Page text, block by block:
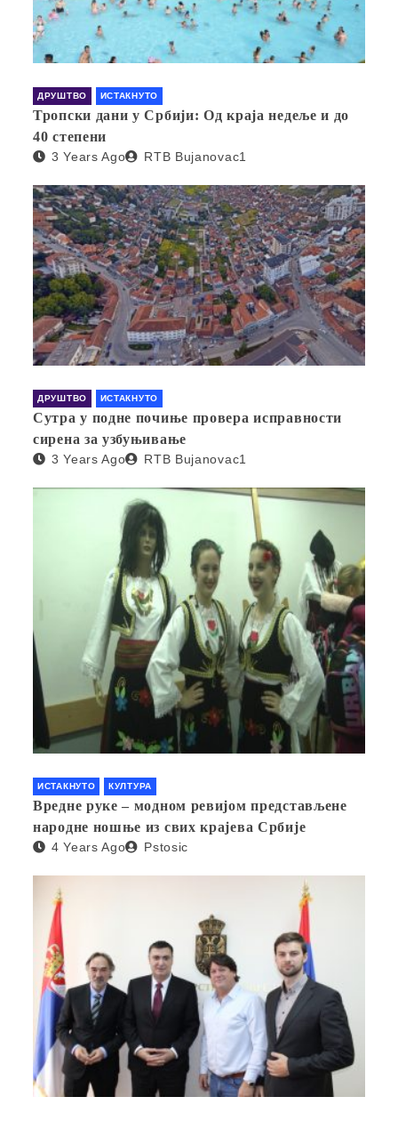
ДРУШТВО ИСТАКНУТО
Тропски дани у Србији: Од краја недеље и до
40 степени
3 Years Ago RTB Bujanovac1
ДРУШТВО ИСТАКНУТО
Сутра у подне почиње провера исправности
сирена за узбуњивање
3 Years Ago RTB Bujanovac1
ИСТАКНУТО КУЛТУРА
Вредне руке – модном ревијом представљене
народне ношње из свих крајева Србије
4 Years Ago Pstosic